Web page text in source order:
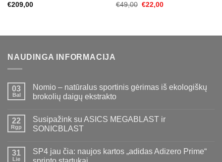
€209,00
€49,00 Original
€22,00Current
NAUDINGA INFORMACIJA
03
Bal
Nomio – natūralus sportinis gėrimas iš ekologiškų
brokolių daigų ekstrakto
22
Rgp
Susipažink su ASICS MEGABLAST ir
SONICBLAST
31
Lie
SP4 jau čia: naujos kartos „adidas Adizero Prime“